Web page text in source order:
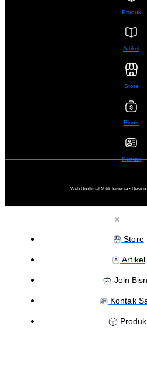
Produk
Artikel
Store
Bisnis
Kontak
Web Unofficial Milik tersedia • Design
Store
Artikel
Join
Kontak